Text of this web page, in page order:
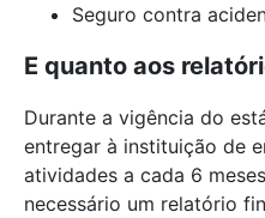
Seguro contra
E quanto aos
Durante a vigência do
entregar à instituição de
atividades a cada 6
necessário um relatório